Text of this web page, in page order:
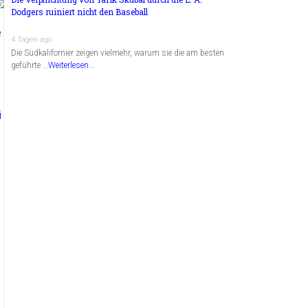
Dodgers ruiniert nicht den Baseball
4 Tagen ago
Die Südkalifornier zeigen vielmehr, warum sie die am besten
geführte …Weiterlesen...